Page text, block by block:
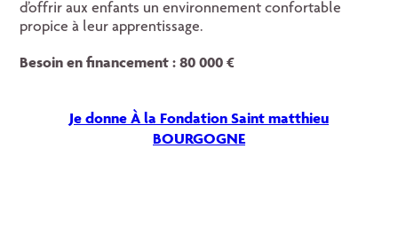
d’offrir aux enfants un environnement confortable
propice à leur apprentissage.
Besoin en financement : 80 000 €
Je donne À la Fondation Saint matthieu
BOURGOGNE